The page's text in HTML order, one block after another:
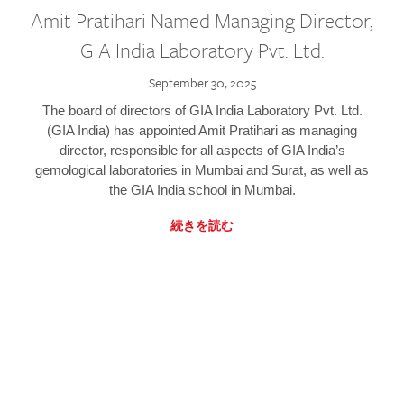
Amit Pratihari Named Managing Director,
GIA India Laboratory Pvt. Ltd.
September 30, 2025
The board of directors of GIA India Laboratory Pvt. Ltd.
(GIA India) has appointed Amit Pratihari as managing
director, responsible for all aspects of GIA India’s
gemological laboratories in Mumbai and Surat, as well as
the GIA India school in Mumbai.
続きを読む